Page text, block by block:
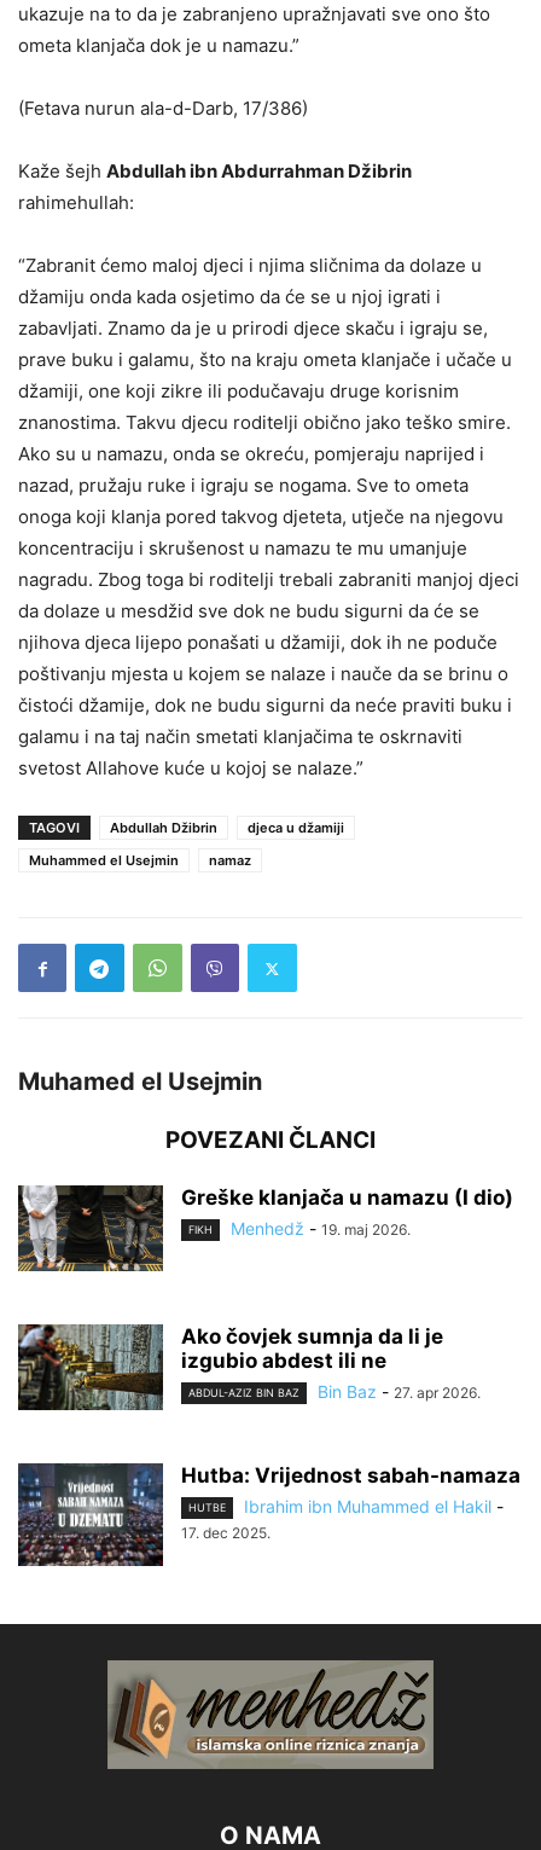
ukazuje na to da je zabranjeno upražnjavati sve ono što
ometa klanjača dok je u namazu.”
(Fetava nurun ala-d-Darb, 17/386)
Kaže šejh Abdullah ibn Abdurrahman Džibrin
rahimehullah:
“Zabranit ćemo maloj djeci i njima sličnima da dolaze u
džamiju onda kada osjetimo da će se u njoj igrati i
zabavljati. Znamo da je u prirodi djece skaču i igraju se,
prave buku i galamu, što na kraju ometa klanjače i učače u
džamiji, one koji zikre ili podučavaju druge korisnim
znanostima. Takvu djecu roditelji obično jako teško smire.
Ako su u namazu, onda se okreću, pomjeraju naprijed i
nazad, pružaju ruke i igraju se nogama. Sve to ometa
onoga koji klanja pored takvog djeteta, utječe na njegovu
koncentraciju i skrušenost u namazu te mu umanjuje
nagradu. Zbog toga bi roditelji trebali zabraniti manjoj djeci
da dolaze u mesdžid sve dok ne budu sigurni da će se
njihova djeca lijepo ponašati u džamiji, dok ih ne poduče
poštivanju mjesta u kojem se nalaze i nauče da se brinu o
čistoći džamije, dok ne budu sigurni da neće praviti buku i
galamu i na taj način smetati klanjačima te oskrnaviti
svetost Allahove kuće u kojoj se nalaze.”
TAGOVI Abdullah Džibrin
djeca u džamiji
Muhammed el Usejmin
namaz
Muhamed el Usejmin
POVEZANI ČLANCI
Greške klanjača u namazu (I dio)
FIKH Menhedž - 19. maj 2026.
Ako čovjek sumnja da li je
izgubio abdest ili ne
ABDUL-AZIZ BIN BAZ Bin Baz - 27. apr 2026.
Hutba: Vrijednost sabah-namaza
HUTBE Ibrahim ibn Muhammed el Hakil -
17. dec 2025.
O NAMA